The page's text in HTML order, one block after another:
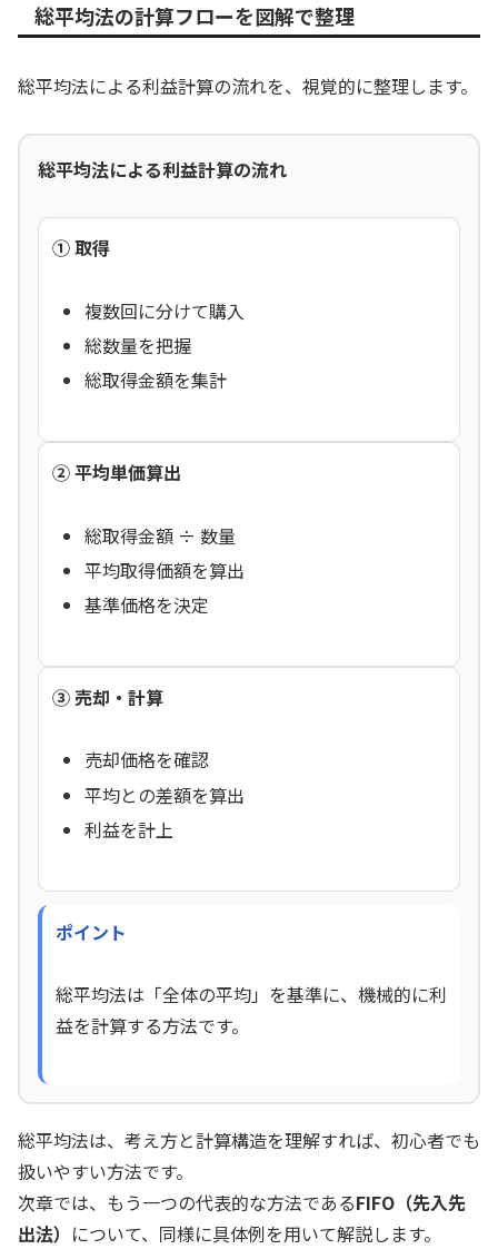
総平均法の計算フローを図解で整理
総平均法による利益計算の流れを、視覚的に整理します。
総平均法による利益計算の流れ
① 取得
複数回に分けて購入
総数量を把握
総取得金額を集計
② 平均単価算出
総取得金額 ÷ 数量
平均取得価額を算出
基準価格を決定
③ 売却・計算
売却価格を確認
平均との差額を算出
利益を計上
ポイント
総平均法は「全体の平均」を基準に、機械的に利
益を計算する方法です。
総平均法は、考え方と計算構造を理解すれば、初心者でも
扱いやすい方法です。
次章では、もう一つの代表的な方法であるFIFO（先入先
出法） について、同様に具体例を用いて解説します。